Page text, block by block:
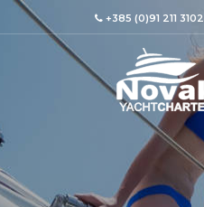
+385 (0)91 211 3102